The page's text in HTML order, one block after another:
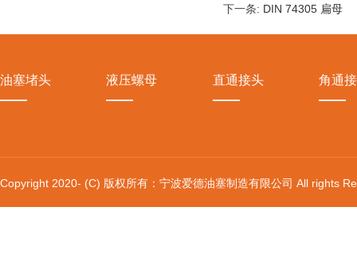
下一条: DIN 74305 扁母
油塞堵头 液压螺母 直通接头 角通
Copyright 2020- (C) 版权所有：宁波爱德油塞制造有限公司 All rights